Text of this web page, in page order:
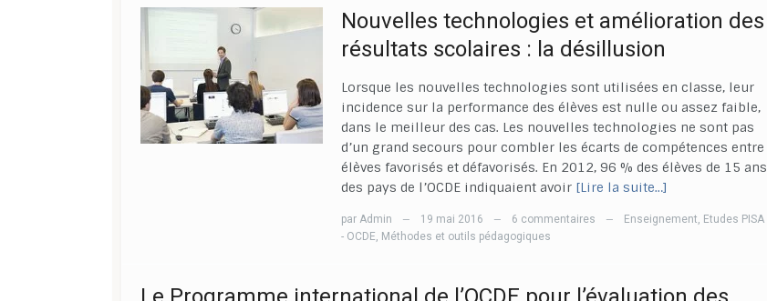
Nouvelles technologies et amélioration des
résultats scolaires : la désillusion
Lorsque les nouvelles technologies sont utilisées en classe, leur
incidence sur la performance des élèves est nulle ou assez faible,
dans le meilleur des cas. Les nouvelles technologies ne sont pas
d’un grand secours pour combler les écarts de compétences entre
élèves favorisés et défavorisés. En 2012, 96 % des élèves de 15 ans
des pays de l’OCDE indiquaient avoir [Lire la suite…]
par Admin — 19 mai 2016 — 6 commentaires — Enseignement, Etudes PISA
- OCDE, Méthodes et outils pédagogiques